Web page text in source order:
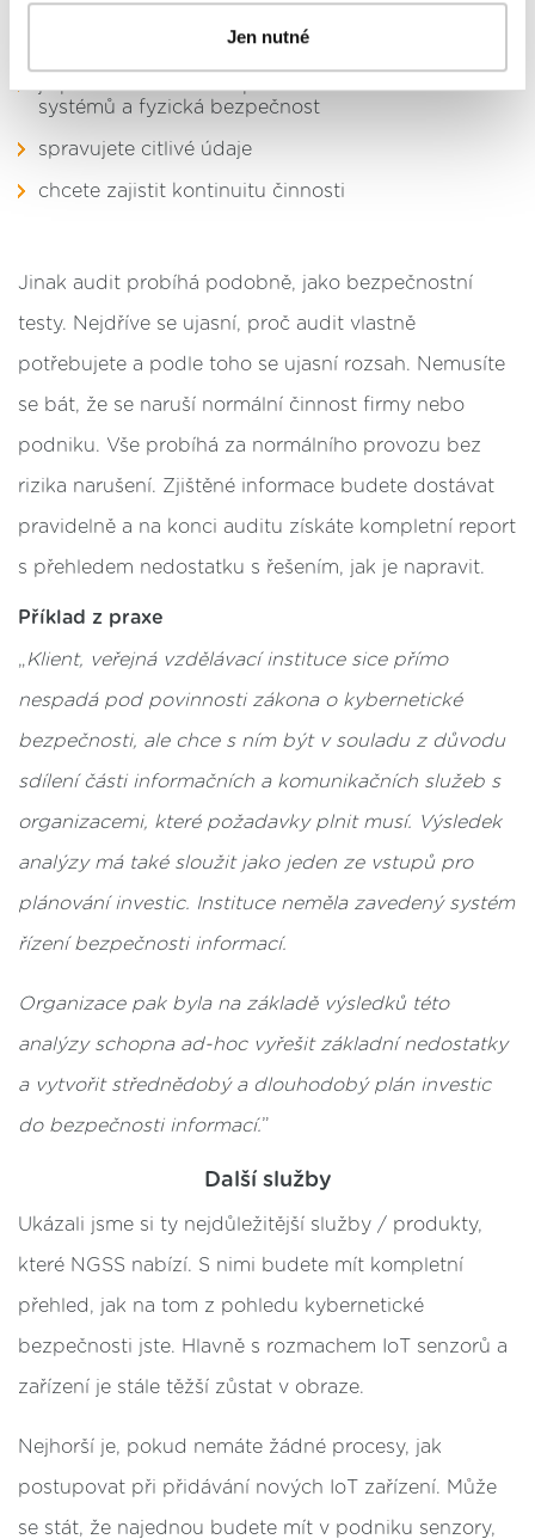
postupy a použitím, pak klikněte na
a pokračujte dál na naše stránky. Váš souhlas
uchováváme maximálně po dobu 12 měsíců. Vybrané
ve svém nastavení.
Jen nutné
spadáte pod zákon o kybernetické bezpečnosti
systémů a fyzická bezpečnost
spravujete citlivé údaje
chcete zajistit kontinuitu činnosti
Jinak audit probíhá podobně, jako bezpečnostní
testy. Nejdříve se ujasní, proč audit vlastně
potřebujete a podle toho se ujasní rozsah. Nemusíte
se bát, že se naruší normální činnost firmy nebo
podniku. Vše probíhá za normálního provozu bez
rizika narušení. Zjištěné informace budete dostávat
pravidelně a na konci auditu získáte kompletní report
s přehledem nedostatku s řešením, jak je napravit.
Příklad z praxe
„ Klient, veřejná vzdělávací instituce sice přímo
nespadá pod povinnosti zákona o kybernetické
bezpečnosti, ale chce s ním být v souladu z důvodu
sdílení části informačních a komunikačních služeb s
organizacemi, které požadavky plnit musí. Výsledek
analýzy má také sloužit jako jeden ze vstupů pro
plánování investic. Instituce neměla zavedený systém
řízení bezpečnosti informací.
Organizace pak byla na základě výsledků této
analýzy schopna ad-hoc vyřešit základní nedostatky
a vytvořit střednědobý a dlouhodobý plán investic
do bezpečnosti informací.”
Další služby
Ukázali jsme si ty nejdůležitější služby / produkty,
které NGSS nabízí. S nimi budete mít kompletní
přehled, jak na tom z pohledu kybernetické
bezpečnosti jste. Hlavně s rozmachem IoT senzorů a
zařízení je stále těžší zůstat v obraze.
Nejhorší je, pokud nemáte žádné procesy, jak
postupovat při přidávání nových IoT zařízení. Může
se stát, že najednou budete mít v podniku senzory,